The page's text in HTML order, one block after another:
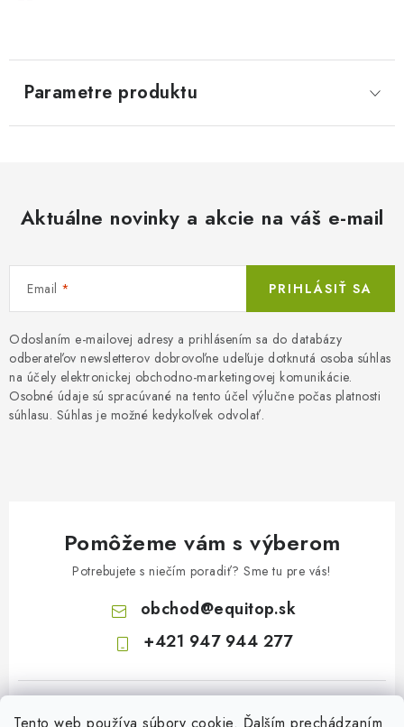
Parametre produktu
Aktuálne novinky a akcie na váš e-mail
Email
Odoslaním e-mailovej adresy a prihlásením sa do databázy
odberateľov newsletterov dobrovoľne udeľuje dotknutá osoba súhlas
na účely elektronickej obchodno-marketingovej komunikácie.
Osobné údaje sú spracúvané na tento účel výlučne počas platnosti
súhlasu. Súhlas je možné kedykoľvek odvolať.
PRIHLÁSIŤ SA
Pomôžeme vám s výberom
Potrebujete s niečím poradiť? Sme tu pre vás!
obchod@equitop.sk
+421 947 944 277